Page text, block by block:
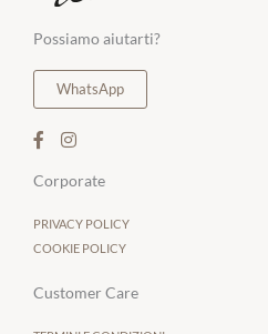
Possiamo aiutarti?
WhatsApp
Corporate
PRIVACY POLICY
COOKIE POLICY
Customer Care